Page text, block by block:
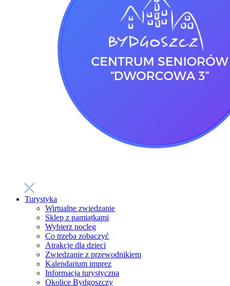
Turystyka
Wirtualne zwiedzanie
Sklep z pamiątkami
Wybierz nocleg
Co trzeba zobaczyć
Atrakcje dla dzieci
Zwiedzanie z przewodnikiem
Kalendarium imprez
Informacja turystyczna
Okolice Bydgoszczy